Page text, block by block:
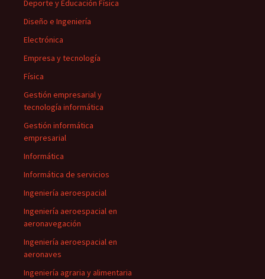
Deporte y Educación Física
Diseño e Ingeniería
Electrónica
Empresa y tecnología
Física
Gestión empresarial y
tecnología informática
Gestión informática
empresarial
Informática
Informática de servicios
Ingeniería aeroespacial
Ingeniería aeroespacial en
aeronavegación
Ingeniería aeroespacial en
aeronaves
Ingeniería agraria y alimentaria